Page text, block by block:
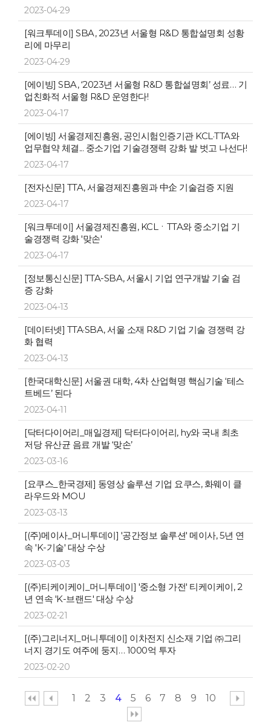
2023-04-29
[워크투데이] SBA, 2023년 서울형 R&D 통합설명회 성황
리에 마무리
2023-04-29
[에이빙] SBA, ‘2023년 서울형 R&D 통합설명회’ 성료… 기
업친화적 서울형 R&D 운영한다!
2023-04-17
[에이빙] 서울경제진흥원, 공인시험인증기관 KCL·TTA와
업무협약 체결... 중소기업 기술경쟁력 강화 발 벗고 나선다!
2023-04-17
[전자신문] TTA, 서울경제진흥원과 中企 기술검증 지원
2023-04-17
[워크투데이] 서울경제진흥원, KCLㆍTTA와 중소기업 기
술경쟁력 강화 '맞손'
2023-04-17
[정보통신신문] TTA-SBA, 서울시 기업 연구개발 기술 검
증 강화
2023-04-13
[데이터넷] TTA·SBA, 서울 소재 R&D 기업 기술 경쟁력 강
화 협력
2023-04-13
[한국대학신문] 서울권 대학, 4차 산업혁명 핵심기술 ‘테스
트베드’ 된다
2023-04-11
[닥터다이어리_매일경제] 닥터다이어리, hy와 국내 최초
저당 유산균 음료 개발 ‘맞손’
2023-03-16
[요쿠스_한국경제] 동영상 솔루션 기업 요쿠스, 화웨이 클
라우드와 MOU
2023-03-13
[(주)메이사_머니투데이] '공간정보 솔루션' 메이사, 5년 연
속 'K-기술' 대상 수상
2023-03-03
[(주)티케이케이_머니투데이] '중소형 가전' 티케이케이, 2
년 연속 'K-브랜드' 대상 수상
2023-02-21
[(주)그리너지_머니투데이] 이차전지 신소재 기업 ㈜그리
너지 경기도 여주에 둥지… 1000억 투자
2023-02-20
1 2 3 4 5 6 7 8 9 10